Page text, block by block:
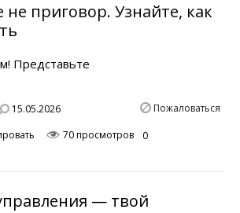
не приговор. Узнайте, как
Представьте
15.05.2026 Пожаловаться
70 просмотров 0
— твой